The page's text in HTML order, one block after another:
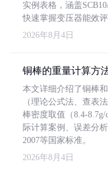
实例表格，涵盖
快速掌握变压器能效评
2026年8月4日
铜棒的重量计算方
本文详细介绍了铜棒
（理论公式法、查表
棒密度取值（8.4-
际计算案例、误差分
2007等国家标准。
2026年8月4日